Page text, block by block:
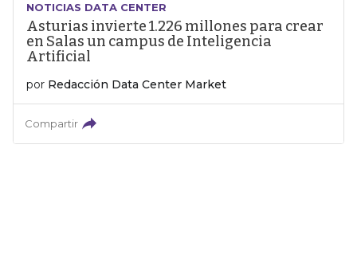
NOTICIAS DATA CENTER
Asturias invierte 1.226 millones para crear
en Salas un campus de Inteligencia
Artificial
por Redacción Data Center Market
Compartir